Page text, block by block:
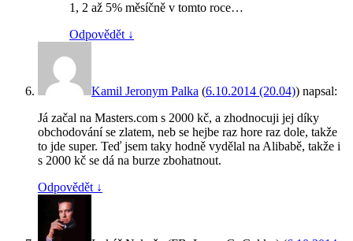
1, 2 až 5% měsíčně v tomto roce…
Odpovědět ↓
Kamil Jeronym Palka (6.10.2014 (20.04)) napsal:
Já začal na Masters.com s 2000 kč, a zhodnocuji jej díky
obchodování se zlatem, neb se hejbe raz hore raz dole, takže
to jde super. Teď jsem taky hodně vydělal na Alibabě, takže i
s 2000 kč se dá na burze zbohatnout.
Odpovědět ↓